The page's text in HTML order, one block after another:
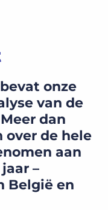
onze
van de
dan
over de hele
aan
–
België en